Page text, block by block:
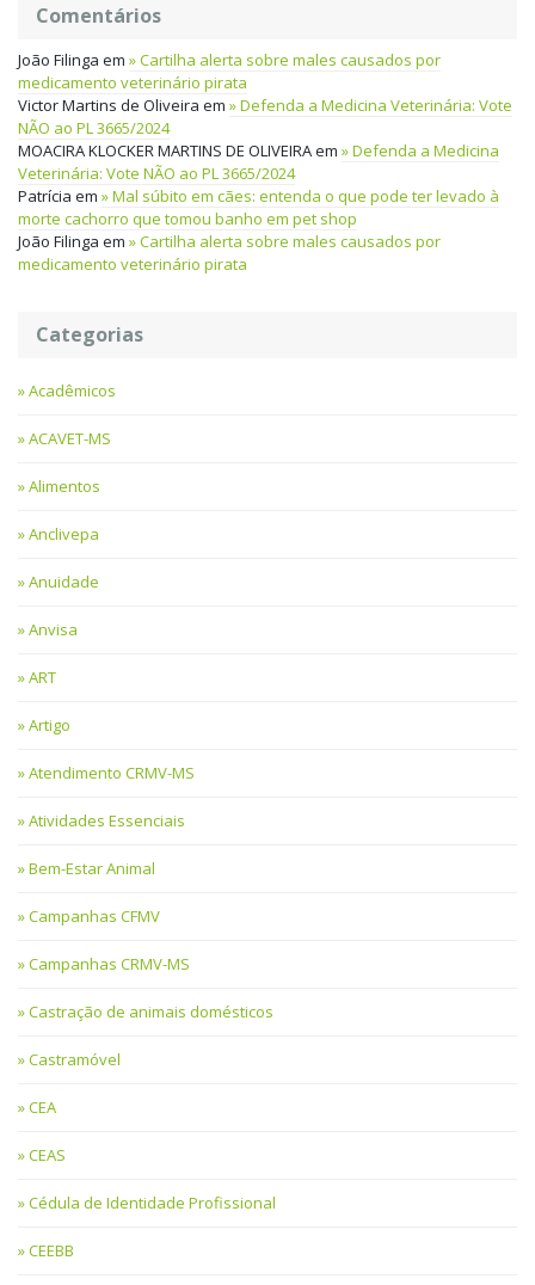
Comentários
João Filinga em
Cartilha alerta sobre males causados por
medicamento veterinário pirata
Victor Martins de Oliveira em
Defenda a Medicina Veterinária: Vote
NÃO ao PL 3665/2024
MOACIRA KLOCKER MARTINS DE OLIVEIRAem
Defenda a Medicina
Veterinária: Vote NÃO ao PL 3665/2024
Patrícia em
Mal súbito em cães: entenda o que pode ter levado à
morte cachorro que tomou banho em pet shop
João Filinga em
Cartilha alerta sobre males causados por
medicamento veterinário pirata
Categorias
Acadêmicos
ACAVET-MS
Alimentos
Anclivepa
Anuidade
Anvisa
ART
Artigo
Atendimento CRMV-MS
Atividades Essenciais
Bem-Estar Animal
Campanhas CFMV
Campanhas CRMV-MS
Castração de animais domésticos
Castramóvel
CEA
CEAS
Cédula de Identidade Profissional
CEEBB